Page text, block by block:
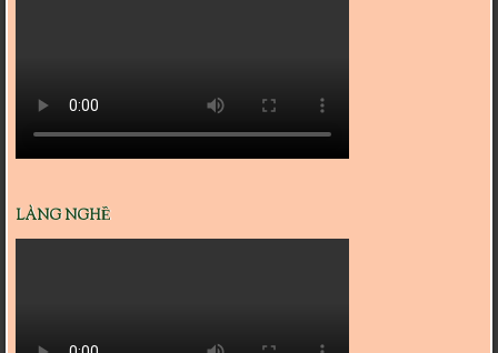
LÀNG NGHỀ